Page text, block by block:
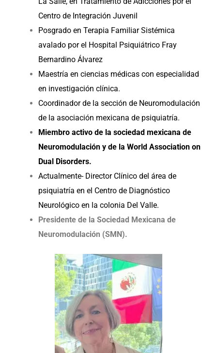
Centro de Integración Juvenil
Posgrado en Terapia Familiar Sistémica
avalado por el Hospital Psiquiátrico Fray
Bernardino Álvarez
Maestría en ciencias médicas con especialidad
en investigación clínica.
Coordinador de la sección de Neuromodulación
de la asociación mexicana de psiquiatría.
Miembro activo de la sociedad mexicana de
Neuromodulación y de la World Association on
Dual Disorders.
Actualmente- Director Clínico del área de
psiquiatría en el Centro de Diagnóstico
Neurológico en la colonia Del Valle.
Presidente de la Sociedad Mexicana de
Neuromodulación (SMN).